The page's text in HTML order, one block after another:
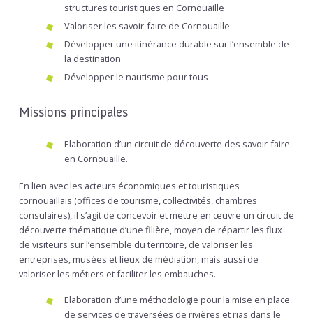
structures touristiques en Cornouaille
Valoriser les savoir-faire de Cornouaille
Développer une itinérance durable sur l’ensemble de
la destination
Développer le nautisme pour tous
Missions principales
Elaboration d’un circuit de découverte des savoir-faire
en Cornouaille.
En lien avec les acteurs économiques et touristiques
cornouaillais (offices de tourisme, collectivités, chambres
consulaires), il s’agit de concevoir et mettre en œuvre un circuit de
découverte thématique d’une filière, moyen de répartir les flux
de visiteurs sur l’ensemble du territoire, de valoriser les
entreprises, musées et lieux de médiation, mais aussi de
valoriser les métiers et faciliter les embauches.
Elaboration d’une méthodologie pour la mise en place
de services de traversées de rivières et rias dans le